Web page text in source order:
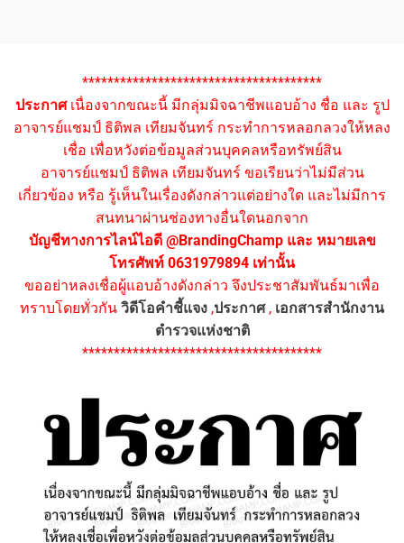
**************************************
ประกาศเนื่องจากขณะนี้ มีกลุ่มมิจฉาชีพแอบอ้าง ชื่อ และ รูป
อาจารย์แชมป์ ธิติพล เทียมจันทร์ กระทำการหลอกลวงให้หลง
เชื่อ เพื่อหวังต่อข้อมูลส่วนบุคคลหรือทรัพย์สิน
อาจารย์แชมป์ ธิติพล เทียมจันทร์ ขอเรียนว่าไม่มีส่วน
เกี่ยวข้อง หรือ รู้เห็นในเรื่องดังกล่าวแต่อย่างใด และไม่มีการ
สนทนาผ่านช่องทางอื่นใดนอกจาก
บัญชีทางการไลน์ไอดี @BrandingChamp และ หมายเลข
โทรศัพท์ 0631979894 เท่านั้น
ขออย่าหลงเชื่อผู้แอบอ้างดังกล่าว จึงประชาสัมพันธ์มาเพื่อ
ทราบโดยทั่วกัน วิดีโอคำชี้แจง ,ประกาศ, เอกสารสำนักงาน
ตำรวจแห่งชาติ
**************************************